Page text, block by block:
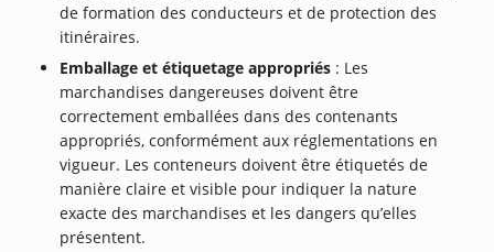
de formation des conducteurs et de protection des
itinéraires.
Emballage et étiquetage appropriés : Les
marchandises dangereuses doivent être
correctement emballées dans des contenants
appropriés, conformément aux réglementations en
vigueur. Les conteneurs doivent être étiquetés de
manière claire et visible pour indiquer la nature
exacte des marchandises et les dangers qu’elles
présentent.